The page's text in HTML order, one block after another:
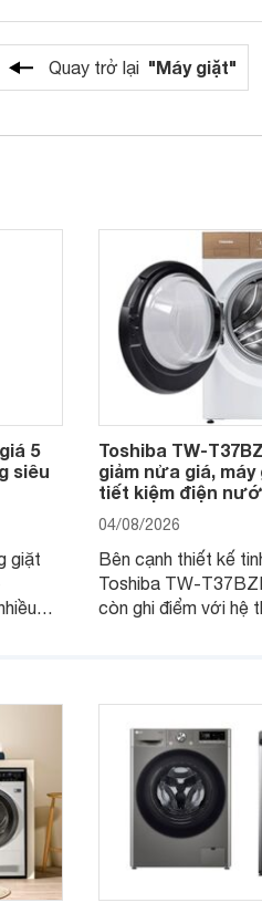
Quay trở lại "Máy giặt"
5
siêu
giặt
Toshiba TW-
giảm nửa giá,
tiết kiệm điện
04/08/2026
Bên cạnh thiết kế
Toshiba TW-
còn ghi điểm với hệ
giặt.